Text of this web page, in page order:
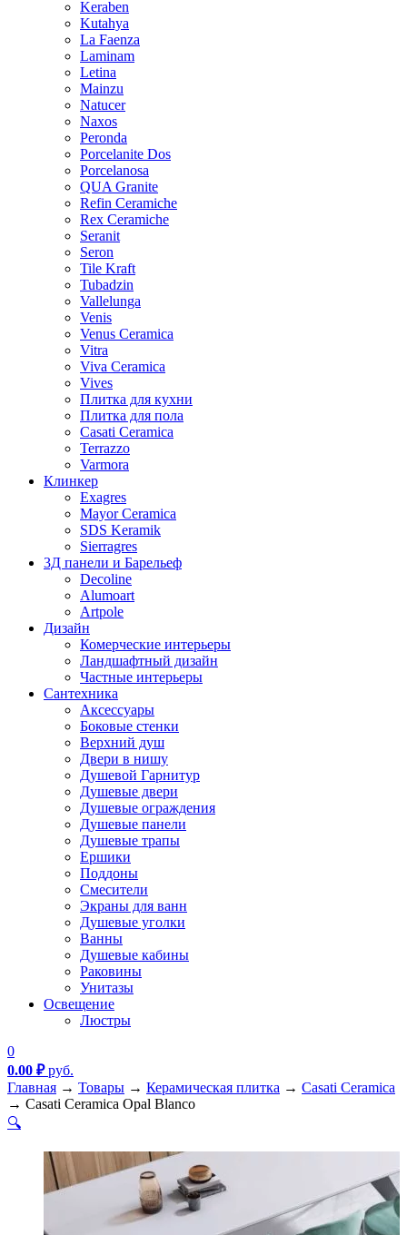
Keraben
Kutahya
La Faenza
Laminam
Letina
Mainzu
Natucer
Naxos
Peronda
Porcelanite Dos
Porcelanosa
QUA Granite
Refin Ceramiche
Rex Ceramiche
Seranit
Seron
Tile Kraft
Tubadzin
Vallelunga
Venis
Venus Ceramica
Vitra
Viva Ceramica
Vives
Плитка для кухни
Плитка для пола
Casati Ceramica
Terrazzo
Varmora
Клинкер
Exagres
Mayor Ceramica
SDS Keramik
Sierragres
3Д панели и Барельеф
Decoline
Alumoart
Artpole
Дизайн
Комерческие интерьеры
Ландшафтный дизайн
Частные интерьеры
Сантехника
Аксессуары
Боковые стенки
Верхний душ
Двери в нишу
Душевой Гарнитур
Душевые двери
Душевые ограждения
Душевые панели
Душевые трапы
Ершики
Поддоны
Смесители
Экраны для ванн
Душевые уголки
Ванны
Душевые кабины
Раковины
Унитазы
Освещение
Люстры
0
0.00 ₽руб.
Главная → Товары → Керамическая плитка → Casati Ceramica
→ Casati Ceramica Opal Blanco
🔍